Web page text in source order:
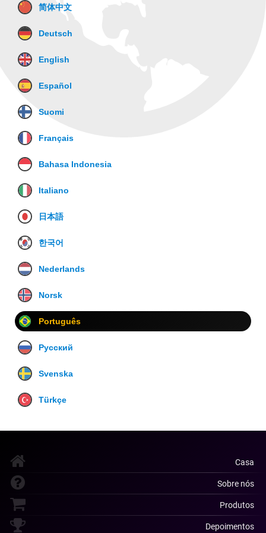
简体中文
Deutsch
English
Español
Suomi
Français
Bahasa Indonesia
Italiano
日本語
한국어
Nederlands
Norsk
Português
Русский
Svenska
Türkçe
Casa
Sobre nós
Produtos
Depoimentos